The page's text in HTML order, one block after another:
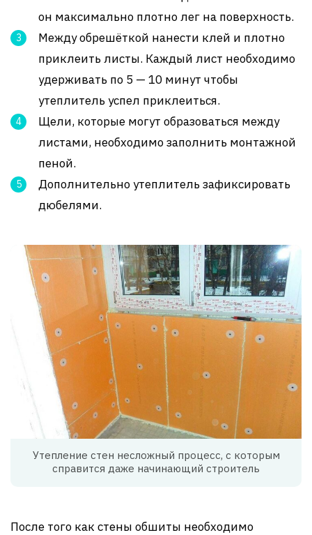
он максимально плотно лег на поверхность.
Между обрешёткой нанести клей и плотно
приклеить листы. Каждый лист необходимо
удерживать по 5 — 10 минут чтобы
утеплитель успел приклеиться.
Щели, которые могут образоваться между
листами, необходимо заполнить монтажной
пеной.
Дополнительно утеплитель зафиксировать
дюбелями.
Утепление стен несложный процесс, с которым
справится даже начинающий строитель
После того как стены обшиты необходимо